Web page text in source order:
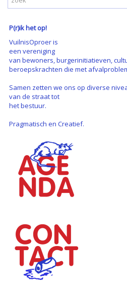
P(r)ik het op!
VuilnisOproer is
een vereniging
van bewoners, burgerinitiatieven,
beroepskrachten die met
Samen zetten we ons op diverse
van de straat tot
het bestuur.
Pragmatisch en Creatief.